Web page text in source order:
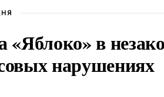
«Яблоко» в
нарушениях